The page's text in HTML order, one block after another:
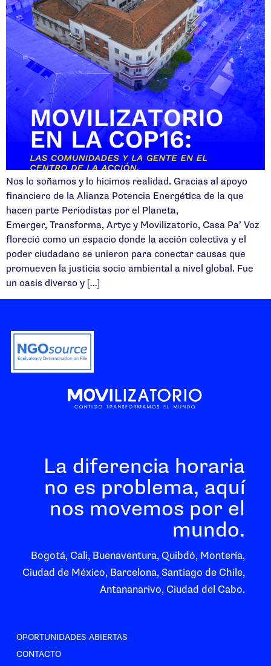
Nos lo soñamos y lo hicimos realidad. Gracias al apoyo
financiero de la Alianza Potencia Energética de la que
hacen parte Periodistas por el Planeta,
Emerger, Transforma, Artyc y Movilizatorio, Casa Pa’ Voz
floreció como un espacio donde la acción colectiva y el
poder ciudadano se unieron para conectar causas que
promueven la justicia socio ambiental a nivel global. Fue
un oasis diverso y […]
OPORTUNIDADES ABIERTAS
CONTACTO
La diferencia horaria
no es problema, aquí
nos movemos por el
mundo.
Bogotá, Cali, Buenaventura, Quibdó, Montería,
Ciudad de México, Barcelona, Santiago de Chile,
Antananarivo, Ciudad del Cabo.